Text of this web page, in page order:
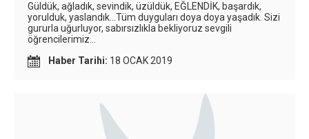
Güldük, ağladık, sevindik, üzüldük, EĞLENDİK, başardık,
yorulduk, yaslandık...Tüm duyguları doya doya yaşadık. Sizi
gururla uğurluyor, sabırsızlıkla bekliyoruz sevgili
öğrencilerimiz...
Haber Tarihi: 18 OCAK 2019